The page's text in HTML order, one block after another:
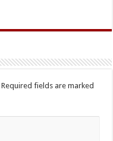
Required fields are marked